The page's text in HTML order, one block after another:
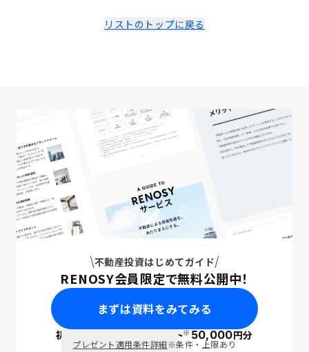
リストのトップに戻る
不動産投資はじめてガイド
RENOSY会員限定で無料公開中！
まずは資料をみてみる
初回面談で ポイント※50,000円分
プレゼント適用条件詳細※条件・上限あり